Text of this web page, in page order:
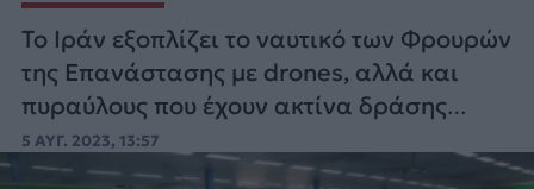
Το Ιράν εξοπλίζει το ναυτικό των Φρουρών
της Επανάστασης με drones, αλλά και
πυραύλους που έχουν ακτίνα δράσης
1.000 χιλιομέτρων.
5 ΑΥΓ. 2023, 13:57